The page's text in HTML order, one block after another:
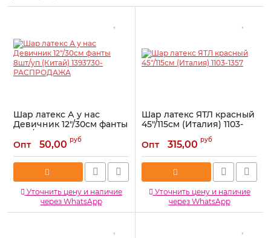
Шар латекс А у нас
Девичник 12"/30см фанты
8шт/уп (Китай) 1393730-
РАСПРОДАЖА
Артикул: 1393730-РАСПРОДАЖА
Опт 50,00 руб
Уточнить цену и наличие
через WhatsApp
Шар латекс ЯТЛ красный
45"/115см (Италия) 1103-
Артикул: 1103-1357
Опт 315,00 руб
Уточнить цену и наличие
через WhatsApp